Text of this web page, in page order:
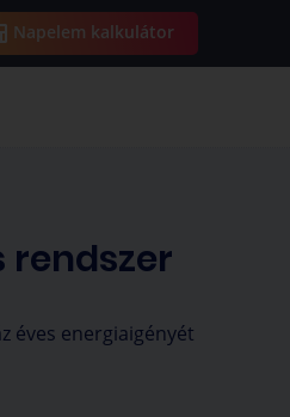
Napelem kalkulátor
rendszer
éves energiaigényét